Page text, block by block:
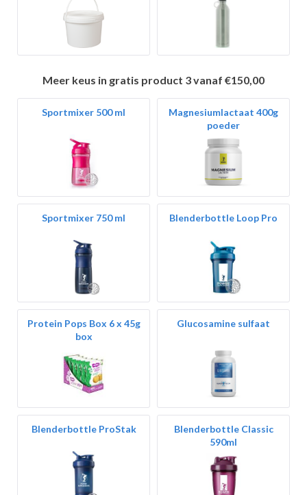
Meer keus in gratis product 3 vanaf €150,00
Sportmixer 500 ml
Magnesiumlactaat 400g
poeder
Sportmixer 750 ml Blenderbottle Loop Pro
Protein Pops Box 6 x 45g
box
Glucosamine sulfaat
Blenderbottle ProStak
Blenderbottle Classic
590ml